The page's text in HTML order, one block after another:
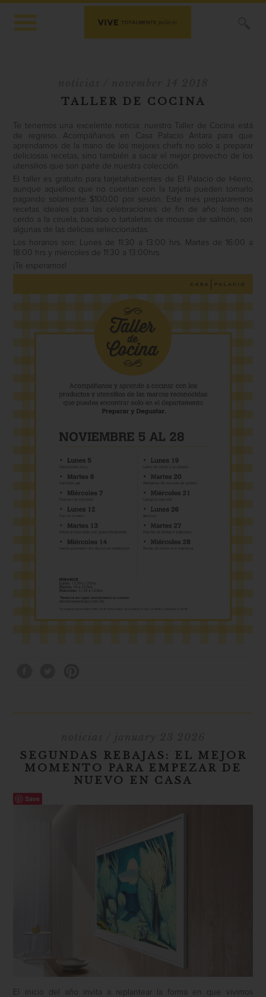
TALLER DE COCINA
Te tenemos una excelente noticia: nuestro Taller de Cocina está
de regreso. Acompáñanos en Casa Palacio Antara para que
aprendamos de la mano de los mejores chefs no solo a preparar
deliciosas recetas, sino también a sacar el mejor provecho de los
utensilios que son parte de nuestra colección.
El taller es gratuito para tarjetahabientes de El Palacio de Hierro,
aunque aquellos que no cuentan con la tarjeta pueden tomarlo
pagando solamente $100.00 por sesión. Este mes prepararemos
recetas ideales para las celebraciones de fin de año: lomo de
cerdo a la ciruela, bacalao o tartaletas de mousse de salmón, son
algunas de las delicias seleccionadas.
Los horarios son: Lunes de 11:30 a 13:00 hrs. Martes de 16:00 a
18:00 hrs y miércoles de 11:30 a 13:00hrs.
¡Te esperamos!
SEGUNDAS REBAJAS: EL MEJOR
MOMENTO PARA EMPEZAR DE
NUEVO EN CASA
Save
El inicio del año invita a replantear la forma en que vivimos